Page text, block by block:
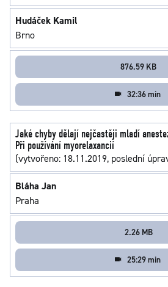
Hudáček Kamil
Brno
876.59 KB
32:36 min
Jaké chyby dělají nejčastěji mladí
Při používání myorelaxancií
(vytvořeno: 18.11.2019, poslední
Bláha Jan
Praha
2.26 MB
25:29 min